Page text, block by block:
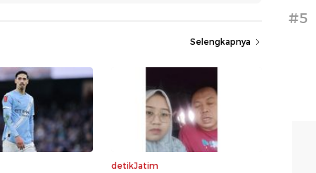
Selengkapnya
detikJatim
#5